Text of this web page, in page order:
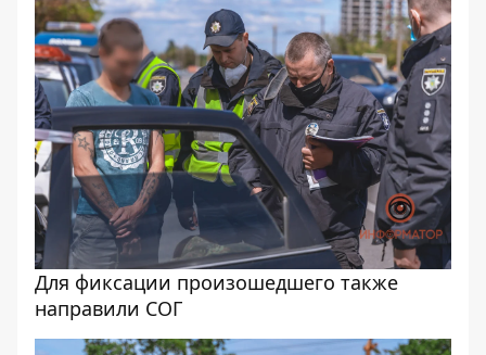
Для фиксации произошедшего также
направили СОГ